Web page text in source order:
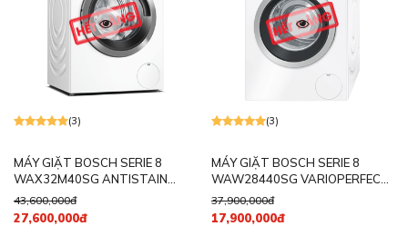
(3)
MÁY GIẶT BOSCH SERIE 8
WAX32M40SG ANTISTAIN
10KG 1600RPM
43,600,000đ
27,600,000đ
(3)
MÁY GIẶT BOSCH SERIE 8
WAW28440SG VARIOPERFECT
8KG 1400RPM
37,900,000đ
17,900,000đ